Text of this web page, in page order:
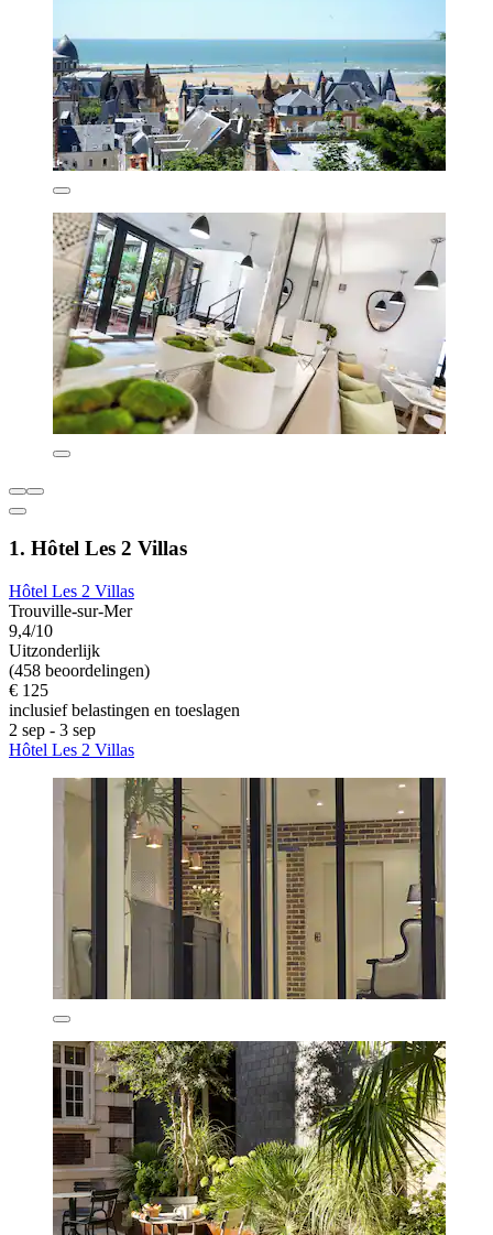
1. Hôtel Les 2 Villas
Hôtel Les 2 Villas
Trouville-sur-Mer
9,4/10
Uitzonderlijk
(458 beoordelingen)
€ 125
inclusief belastingen en toeslagen
2 sep - 3 sep
Hôtel Les 2 Villas